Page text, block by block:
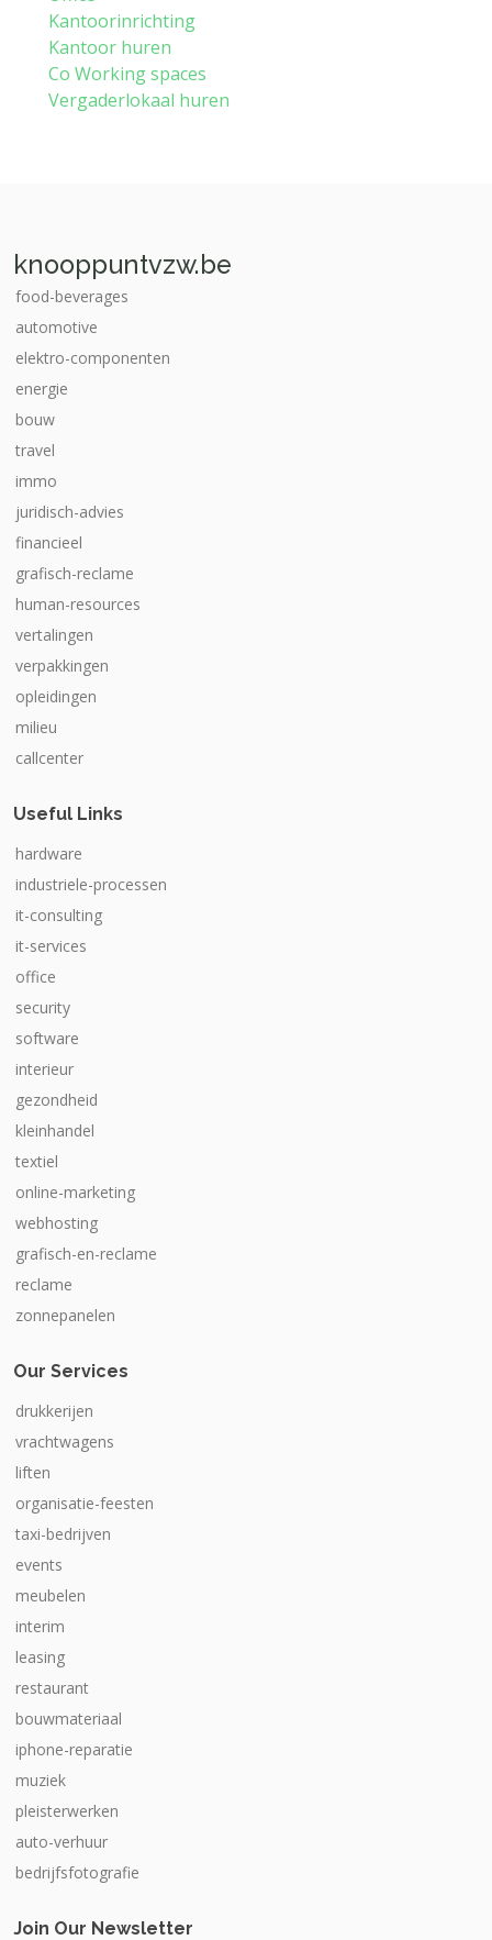
Kantoorinrichting
Kantoor huren
Co Working spaces
Vergaderlokaal huren
knooppuntvzw.be
food-beverages
automotive
elektro-componenten
energie
bouw
travel
immo
juridisch-advies
financieel
grafisch-reclame
human-resources
vertalingen
verpakkingen
opleidingen
milieu
callcenter
Useful Links
hardware
industriele-processen
it-consulting
it-services
office
security
software
interieur
gezondheid
kleinhandel
textiel
online-marketing
webhosting
grafisch-en-reclame
reclame
zonnepanelen
Our Services
drukkerijen
vrachtwagens
liften
organisatie-feesten
taxi-bedrijven
events
meubelen
interim
leasing
restaurant
bouwmateriaal
iphone-reparatie
muziek
pleisterwerken
auto-verhuur
bedrijfsfotografie
Join Our Newsletter